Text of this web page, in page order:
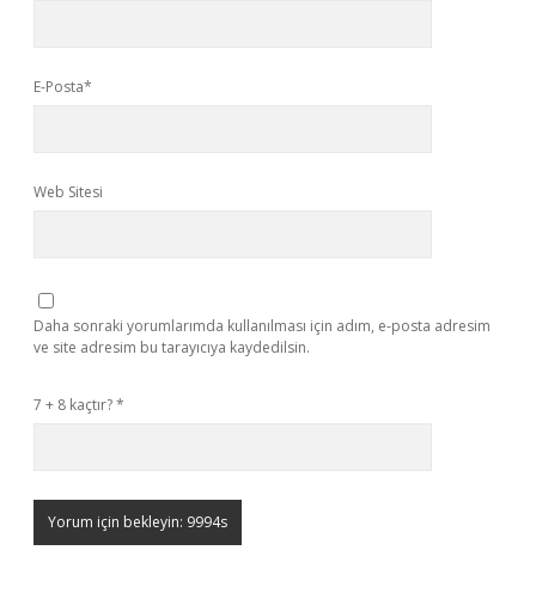
E-Posta*
Web Sitesi
Daha sonraki yorumlarımda kullanılması için adım, e-posta adresim
ve site adresim bu tarayıcıya kaydedilsin.
7 + 8 kaçtır?*